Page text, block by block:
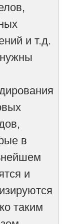
и т.д.
в
и
таким